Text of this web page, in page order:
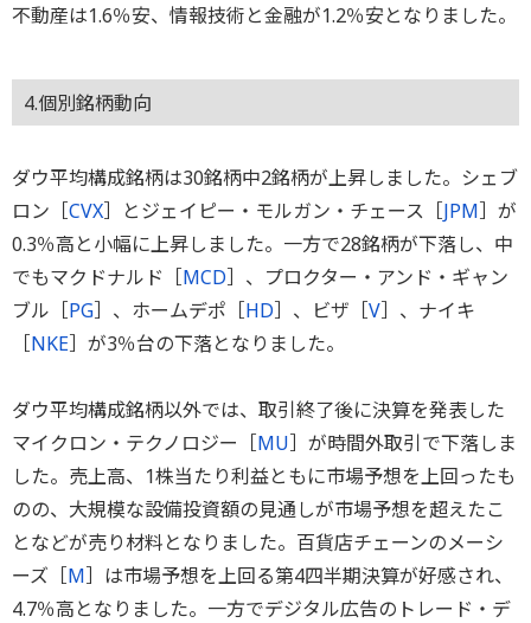
不動産は1.6％安、情報技術と金融が1.2％安となりました。
4.個別銘柄動向
ダウ平均構成銘柄は30銘柄中2銘柄が上昇しました。シェブ
ロン［CVX］とジェイピー・モルガン・チェース［JPM］が
0.3％高と小幅に上昇しました。一方で28銘柄が下落し、中
でもマクドナルド［MCD］、プロクター・アンド・ギャン
ブル［PG］、ホームデポ［HD］、ビザ［V］、ナイキ
［NKE］が3％台の下落となりました。
ダウ平均構成銘柄以外では、取引終了後に決算を発表した
マイクロン・テクノロジー［MU］が時間外取引で下落しま
した。売上高、1株当たり利益ともに市場予想を上回ったも
のの、大規模な設備投資額の見通しが市場予想を超えたこ
となどが売り材料となりました。百貨店チェーンのメーシ
ーズ［M］は市場予想を上回る第4四半期決算が好感され、
4.7％高となりました。一方でデジタル広告のトレード・デ